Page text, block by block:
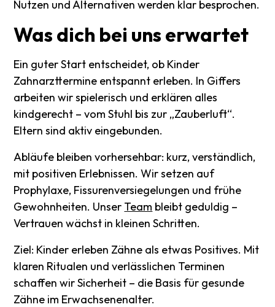
Nutzen und Alternativen werden klar besprochen.
Was dich bei uns erwartet
Ein guter Start entscheidet, ob Kinder
Zahnarzttermine entspannt erleben. In Giffers
arbeiten wir spielerisch und erklären alles
kindgerecht – vom Stuhl bis zur „Zauberluft“.
Eltern sind aktiv eingebunden.
Abläufe bleiben vorhersehbar: kurz, verständlich,
mit positiven Erlebnissen. Wir setzen auf
Prophylaxe, Fissurenversiegelungen und frühe
Gewohnheiten. Unser Team bleibt geduldig –
Vertrauen wächst in kleinen Schritten.
Ziel: Kinder erleben Zähne als etwas Positives. Mit
klaren Ritualen und verlässlichen Terminen
schaffen wir Sicherheit – die Basis für gesunde
Zähne im Erwachsenenalter.